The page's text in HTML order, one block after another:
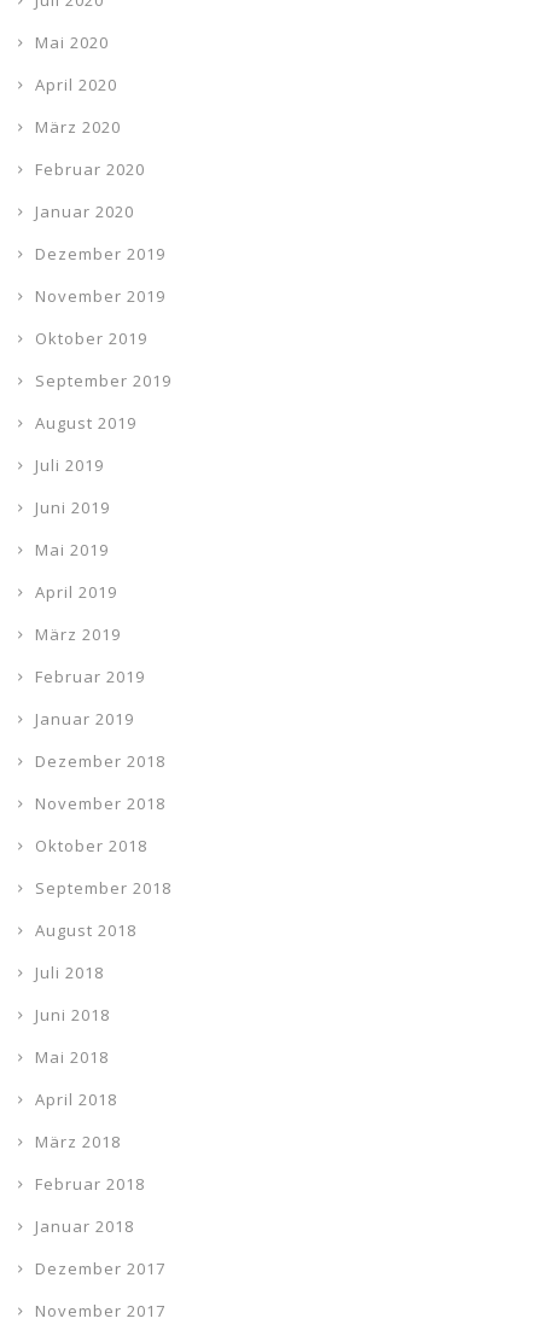
Mai 2020
April 2020
März 2020
Februar 2020
Januar 2020
Dezember 2019
November 2019
Oktober 2019
September 2019
August 2019
Juli 2019
Juni 2019
Mai 2019
April 2019
März 2019
Februar 2019
Januar 2019
Dezember 2018
November 2018
Oktober 2018
September 2018
August 2018
Juli 2018
Juni 2018
Mai 2018
April 2018
März 2018
Februar 2018
Januar 2018
Dezember 2017
November 2017